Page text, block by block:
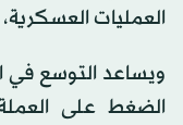
العمليات
ويساعد التوسع في
الضغط على